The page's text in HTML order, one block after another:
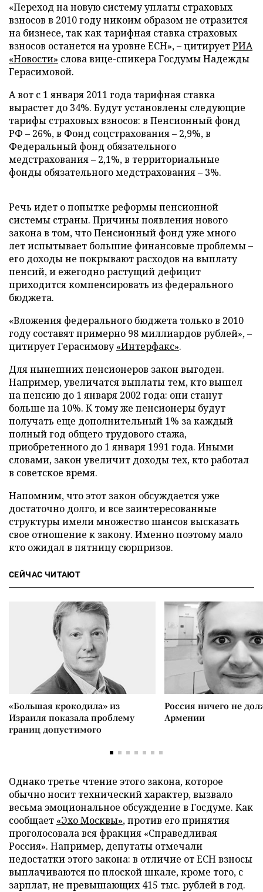
«Переход на новую систему уплаты страховых
взносов в 2010 году никоим образом не отразится
на бизнесе, так как тарифная ставка страховых
взносов останется на уровне ЕСН», – цитируетРИА
«Новости» слова вице-спикера Госдумы Надежды
Герасимовой.
А вот с 1 января 2011 года тарифная ставка
вырастет до 34%. Будут установлены следующие
тарифы страховых взносов: в Пенсионный фонд
РФ – 26%, в Фонд соцстрахования – 2,9%, в
Федеральный фонд обязательного
медстрахования – 2,1%, в территориальные
фонды обязательного медстрахования – 3%.
Речь идет о попытке реформы пенсионной
системы страны. Причины появления нового
закона в том, что Пенсионный фонд уже много
лет испытывает большие финансовые проблемы –
его доходы не покрывают расходов на выплату
пенсий, и ежегодно растущий дефицит
приходится компенсировать из федерального
бюджета.
«Вложения федерального бюджета только в 2010
году составят примерно 98 миллиардов рублей», –
цитирует Герасимову«Интерфакс».
Для нынешних пенсионеров закон выгоден.
Например, увеличатся выплаты тем, кто вышел
на пенсию до 1 января 2002 года: они станут
больше на 10%. К тому же пенсионеры будут
получать еще дополнительный 1% за каждый
полный год общего трудового стажа,
приобретенного до 1 января 1991 года. Иными
словами, закон увеличит доходы тех, кто работал
в советское время.
Напомним, что этот закон обсуждается уже
достаточно долго, и все заинтересованные
структуры имели множество шансов высказать
свое отношение к закону. Именно поэтому мало
кто ожидал в пятницу сюрпризов.
СЕЙЧАС ЧИТАЮТ
«Большая крокодила» из
Израиля показала проблему
границ допустимого
Россия ничего не
Армении
Однако третье чтение этого закона, которое
обычно носит технический характер, вызвало
весьма эмоциональное обсуждение в Госдуме. Как
сообщает «Эхо Москвы», против его принятия
проголосовала вся фракция «Справедливая
Россия». Например, депутаты отмечали
недостатки этого закона: в отличие от ЕСН взносы
выплачиваются по плоской шкале, кроме того, с
зарплат, не превышающих 415 тыс. рублей в год.